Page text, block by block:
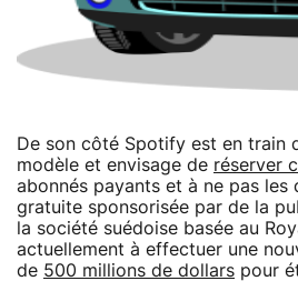
De son côté Spotify est en train
modèle et envisage de réserver
abonnés payants et à ne pas
gratuite sponsorisée par de la
la société suédoise basée au
actuellement à effectuer une
de 500 millions de dollars pour